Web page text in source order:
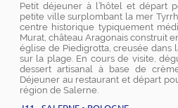
Petit déjeuner à l’hôtel et départ
petite ville surplombant la mer
centre historique typiquement
Murat, château Aragonais construit
église de Piedigrotta, creusée dans
sur la plage. En cours de visite,
dessert artisanal à base de
Déjeuner au restaurant et départ
région de Salerne.